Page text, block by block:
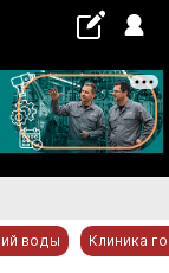
воды Клиника